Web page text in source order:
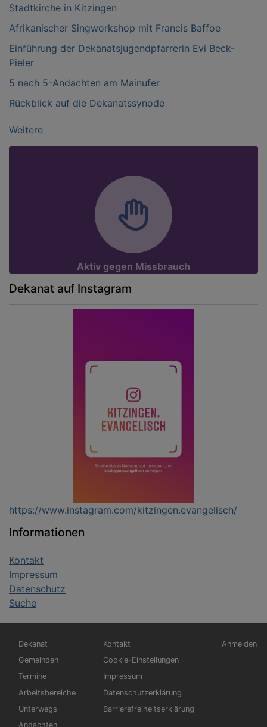
Stadtkirche in Kitzingen
Afrikanischer Singworkshop mit Francis Baffoe
Einführung der Dekanatsjugendpfarrerin Evi Beck-
Pieler
5 nach 5-Andachten am Mainufer
Rückblick auf die Dekanatssynode
Weitere
Aktiv gegen Missbrauch
Dekanat auf Instagram
https://www.instagram.com/kitzingen.evangelisch/
Informationen
Kontakt
Impressum
Datenschutz
Suche
Hauptnavigation
Dekanat
Gemeinden
Termine
Arbeitsbereiche
Unterwegs
Andachten
Fußbereichsmenü
Kontakt
Cookie-Einstellungen
Impressum
Datenschutzerklärung
Barrierefreiheitserklärung
Anmelden